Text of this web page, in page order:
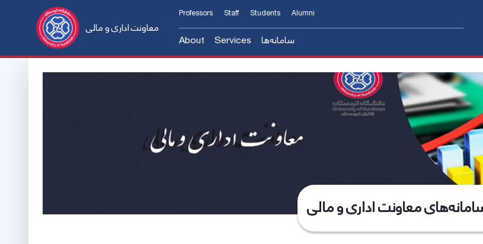
معاونت اداری و مالی
About
معرفی معاون
فرم و آئین‌نامه‌ها
Services
مدیریت منابع انسانی و پشتیبانی
مدیریت امور فنی و نظارت بر طرح های عمرانی
مدیریت امور حقوقی قراردادها و پاسخگویی به شکایات
سامانه‌ها
Professors Staff Students Alumni